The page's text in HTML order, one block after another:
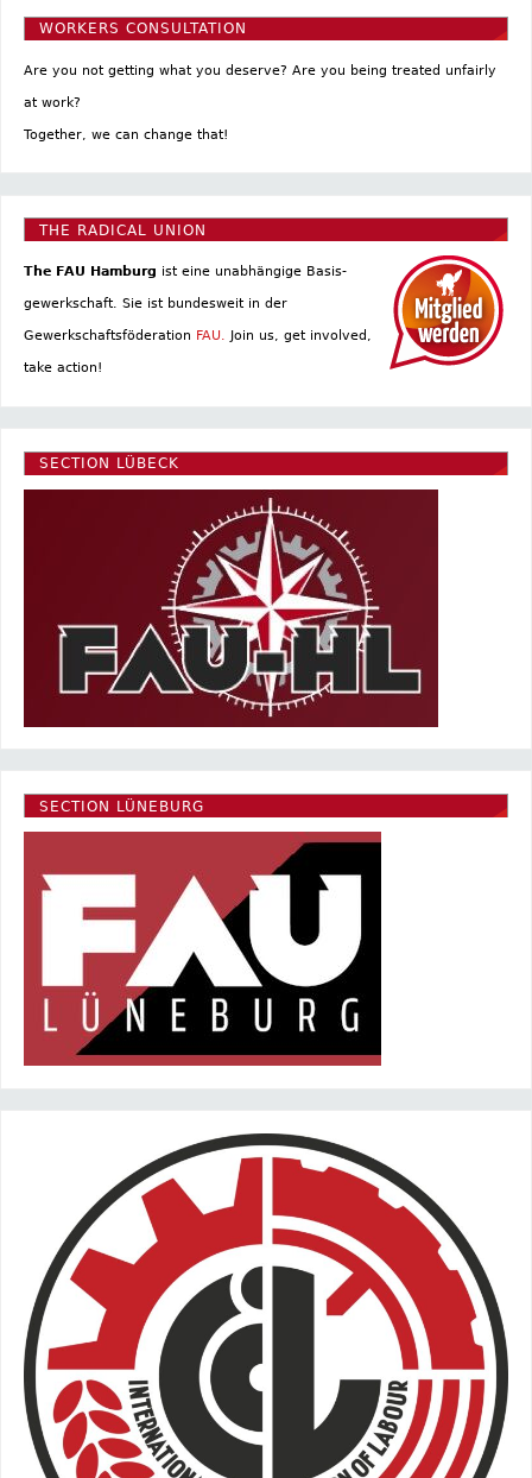
WORKERS CONSULTATION
Are you not getting what you deserve? Are you being treated unfairly
at work?
Together, we can change that!
THE RADICAL UNION
The FAU Hamburg ist eine un­abhängige Basis­
gewerkschaft. Sie ist bundesweit in der
Gewerkschaftsföderation FAU. Join us, get involved,
take action!
SECTION LÜBECK
SECTION LÜNEBURG